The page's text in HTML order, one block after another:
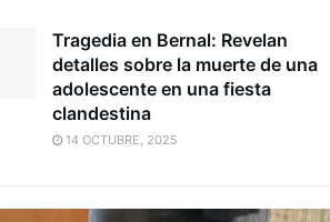
Tragedia en Bernal: Revelan
detalles sobre la muerte de una
adolescente en una fiesta
clandestina
14 OCTUBRE, 2025